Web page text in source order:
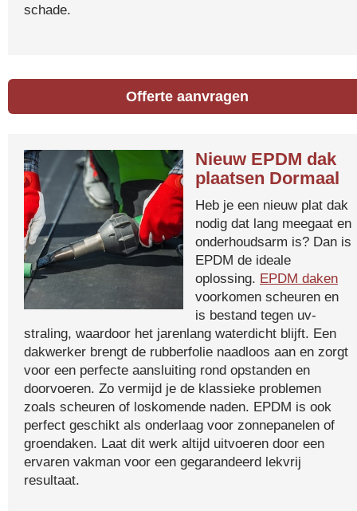
schade.
Offerte aanvragen
Nieuw EPDM dak
plaatsen Dormaal
Heb je een nieuw plat dak
nodig dat lang meegaat en
onderhoudsarm is? Dan is
EPDM de ideale
oplossing. EPDM daken
voorkomen scheuren en
is bestand tegen uv-
straling, waardoor het jarenlang waterdicht blijft. Een
dakwerker brengt de rubberfolie naadloos aan en zorgt
voor een perfecte aansluiting rond opstanden en
doorvoeren. Zo vermijd je de klassieke problemen
zoals scheuren of loskomende naden. EPDM is ook
perfect geschikt als onderlaag voor zonnepanelen of
groendaken. Laat dit werk altijd uitvoeren door een
ervaren vakman voor een gegarandeerd lekvrij
resultaat.